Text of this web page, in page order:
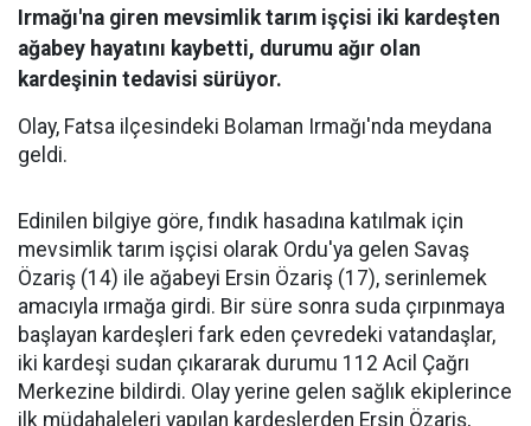
Irmağı'na giren mevsimlik tarım işçisi iki kardeşten
ağabey hayatını kaybetti, durumu ağır olan
kardeşinin tedavisi sürüyor.
Olay, Fatsa ilçesindeki Bolaman Irmağı'nda meydana
geldi.
Edinilen bilgiye göre, fındık hasadına katılmak için
mevsimlik tarım işçisi olarak Ordu'ya gelen Savaş
Özariş (14) ile ağabeyi Ersin Özariş (17), serinlemek
amacıyla ırmağa girdi. Bir süre sonra suda çırpınmaya
başlayan kardeşleri fark eden çevredeki vatandaşlar,
iki kardeşi sudan çıkararak durumu 112 Acil Çağrı
Merkezine bildirdi. Olay yerine gelen sağlık ekiplerince
ilk müdahaleleri yapılan kardeşlerden Ersin Özariş,